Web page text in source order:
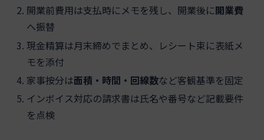
開業前費用は支払時にメモを残し、開業後に開業費
へ振替
現金精算は月末締めでまとめ、レシート束に表紙メ
モを添付
家事按分は面積・時間・回線数など客観基準を固定
インボイス対応の請求書は氏名や番号など記載要件
を点検